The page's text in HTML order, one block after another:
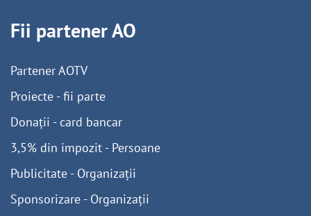
Fii partener AO
Partener AOTV
Proiecte - fii parte
Donații - card bancar
3,5% din impozit - Persoane
Publicitate - Organizații
Sponsorizare - Organizații